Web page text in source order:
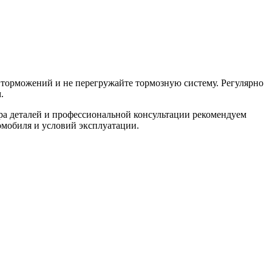
и не перегружайте тормозную систему. Регулярно
и профессиональной консультации рекомендуем
и условий эксплуатации.